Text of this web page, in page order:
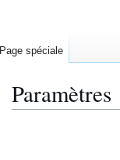
Paramètres
Page spéciale